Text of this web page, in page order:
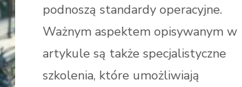
podnoszą standardy operacyjne.
Ważnym aspektem opisywanym w
artykule są także specjalistyczne
szkolenia, które umożliwiają